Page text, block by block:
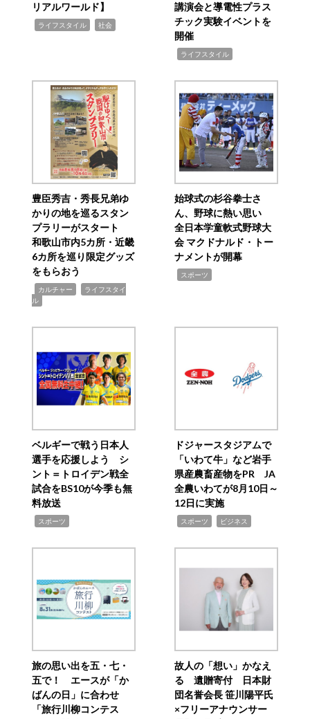
リアルワールド】
ライフスタイル 社会
講演会と導電性プラス
チック実験イベントを
開催
ライフスタイル
豊臣秀吉・秀長兄弟ゆ
かりの地を巡るスタン
プラリーがスタート
和歌山市内5カ所・近畿
6カ所を巡り限定グッズ
をもらおう
カルチャー
ライフスタイ
ル
始球式の杉谷拳士さ
ん、野球に熱い思い
全日本学童軟式野球大
会 マクドナルド・トー
ナメントが開幕
スポーツ
ベルギーで戦う日本人
選手を応援しよう シ
ント＝トロイデン戦全
試合をBS10が今季も無
料放送
スポーツ
ドジャースタジアムで
「いわて牛」など岩手
県産農畜産物をPR JA
全農いわてが8月10日～
12日に実施
スポーツ ビジネス
旅の思い出を五・七・
五で！ エースが「か
ばんの日」に合わせ
「旅行川柳コンテス
故人の「想い」かなえ
る 遺贈寄付 日本財
団名誉会長 笹川陽平氏
×フリーアナウンサー